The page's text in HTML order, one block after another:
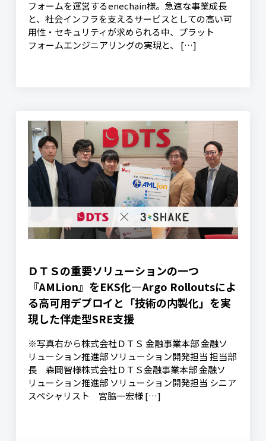
フォームを運営するenechain様。急速な事業成長
と、社会インフラを支えるサービスとしての高い可
用性・セキュリティが求められる中、プラット
フォームエンジニアリングの実現と、 […]
ＤＴＳの重要ソリューションの一つ
『AMLion』をEKS化—Argo Rolloutsによ
る高可用デプロイと「技術の内製化」を実
現した伴走型SRE支援
※写真右から株式会社ＤＴＳ 金融事業本部 金融ソ
リューション推進部 ソリューション開発担当 担当部
長 森岡智様株式会社ＤＴＳ金融事業本部 金融ソ
リューション推進部 ソリューション開発担当 シニア
スペシャリスト 宮脇一宏様 […]